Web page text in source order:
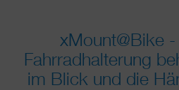
xMount@Bike
Fahrradhalterung
im Blick und die